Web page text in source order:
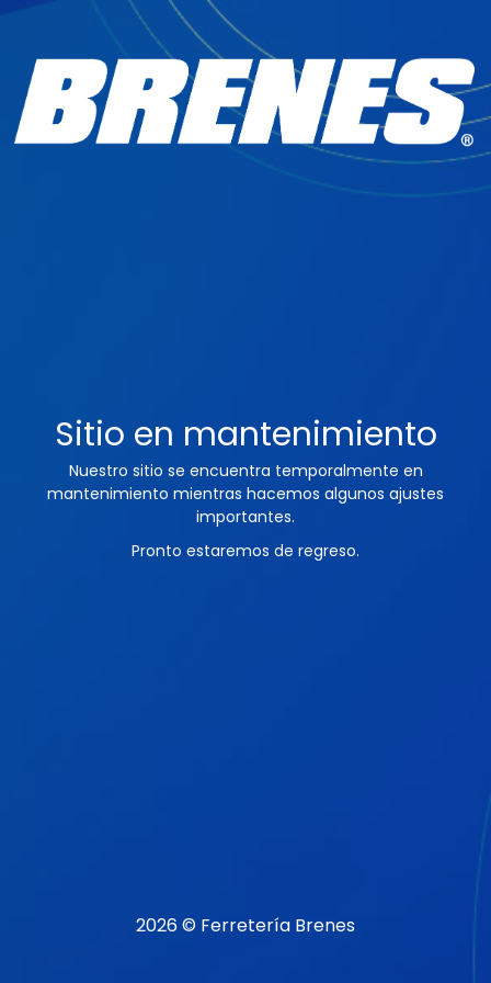
Sitio en mantenimiento
Nuestro sitio se encuentra temporalmente en
mantenimiento mientras hacemos algunos ajustes
importantes.
Pronto estaremos de regreso.
2026 © Ferretería Brenes